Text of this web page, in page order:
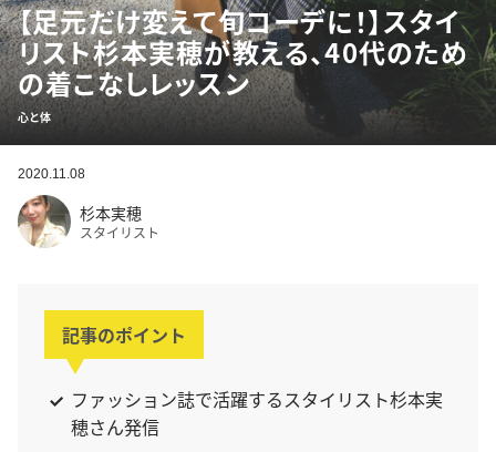
【足元だけ変えて旬コーデに！】スタイ
リスト杉本実穂が教える、40代のため
の着こなしレッスン
心と体
2020.11.08
杉本実穂
スタイリスト
記事のポイント
ファッション誌で活躍するスタイリスト杉本実
穂さん発信